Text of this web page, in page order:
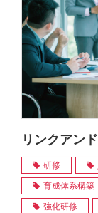
リンクアン
研修
育成体系構築
強化研修